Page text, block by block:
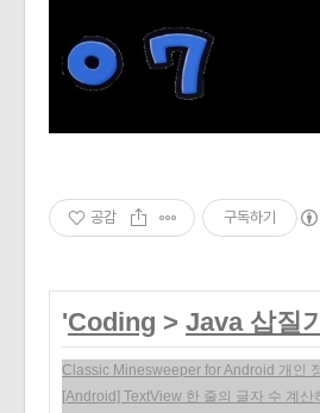
공감 구독하기
'Coding > Java 삽질기
Classic Minesweeper for Android 개인
[Android] TextView 한 줄의 글자 수 계산